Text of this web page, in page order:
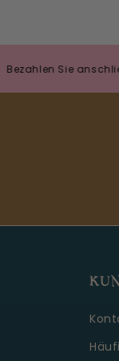
Sie anschließend